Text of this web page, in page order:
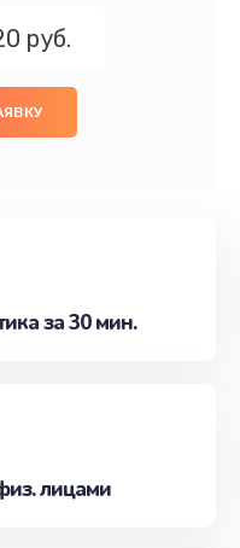
руб.
за 30 мин.
лицами